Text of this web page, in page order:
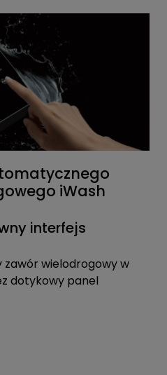
iWash
interfejs
wielodrogowy w
dotykowy panel